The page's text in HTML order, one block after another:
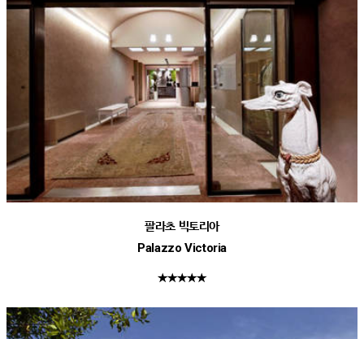
팔라초 빅토리아
Palazzo Victoria
★★★★★